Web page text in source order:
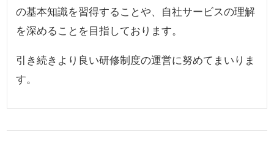
の基本知識を習得することや、自社サービスの理解
を深めることを目指しております。
引き続きより良い研修制度の運営に努めてまいりま
す。